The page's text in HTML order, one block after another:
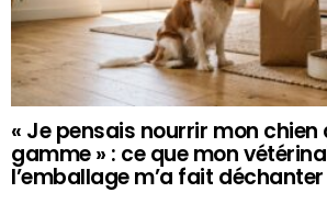
« Je pensais nourrir mon
gamme » : ce que mon
l’emballage m’a fait déchanter